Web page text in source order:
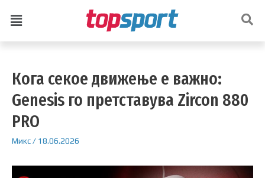
Кога секое движење е важно:
Genesis го претставува Zircon 880
PRO
Микс/ 18.06.2026